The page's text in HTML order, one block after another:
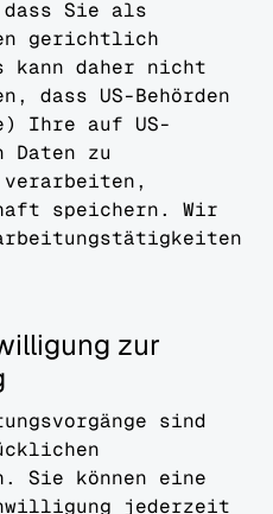
dass Sie als
gerichtlich
kann daher nicht
dass US-Behörden
Ihre auf US-
Daten zu
verarbeiten,
speichern. Wir
zur
sind
Sie können eine
jederzeit